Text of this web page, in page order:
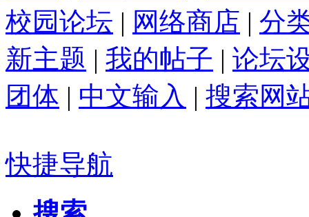
校园论坛 | 网络商店 | 分
新主题 | 我的帖子 | 论坛
团体 | 中文输入 | 搜索网
快捷导航